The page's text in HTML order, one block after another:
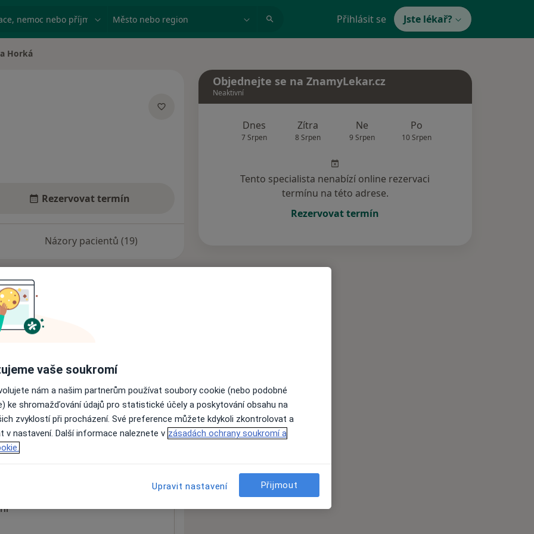
nemoc nebo příjmení Město nebo region Přihlásit se Jste lékař?
Horká
Rezervovat termín
Názory pacientů (19)
nejsou k dispozici
informace o svých službách.
Objednejte se na ZnamyLekar.cz
Neaktivní
Dnes
7 Srpen
Zítra
8 Srpen
Ne
9 Srpen
Po
10 Srpen
Tento specialista nenabízí online rezervaci
termínu na této adrese.
Rezervovat termín
vaše soukromí
nám a našim partnerům používat soubory cookie (nebo podobné
ke shromažďování údajů pro statistické účely a poskytování obsahu na
zvyklostí při procházení. Své preference můžete kdykoli zkontrolovat a
v nastavení. Další informace naleznete v zásadách ochrany soukromí a
Upravit nastavení Přijmout